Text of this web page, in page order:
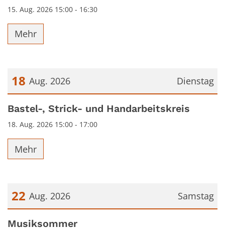
15. Aug. 2026 15:00 - 16:30
Mehr
Dienstag
18 Aug. 2026
Datum: 18. August 2026
Bastel-, Strick- und Handarbeitskreis
18. Aug. 2026 15:00 - 17:00
Mehr
Samstag
22 Aug. 2026
Datum: 22. August 2026
Musiksommer